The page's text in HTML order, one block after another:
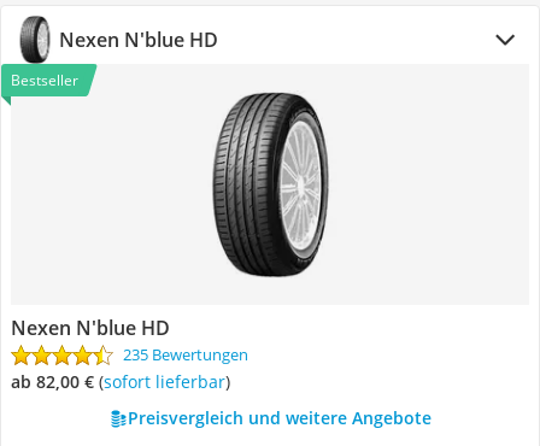
Nexen N'blue HD
Bestseller
Nexen N'blue HD
235 Bewertungen
ab 82,00 € ( Sofort lieferbar)
Preisvergleich und weitere Angebote